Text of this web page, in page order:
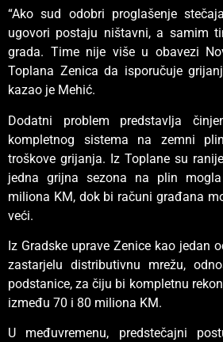
“Ako sud odobri proglašenje
ugovori postaju ništavni, a samim
grada. Time nije više u obavezi
Toplana Zenica da isporučuje
kazao je Mehić.
Dodatni problem predstavlja
kompletnog sistema na zemni
troškove grijanja. Iz Toplane su
jedna grijna sezona na plin
miliona KM, dok bi računi građana
veći.
Iz Gradske uprave Zenice kao jedan
zastarjelu distributivnu mrežu,
podstanice, za čiju bi kompletnu
između 70 i 80 miliona KM.
U međuvremenu, predstečajni